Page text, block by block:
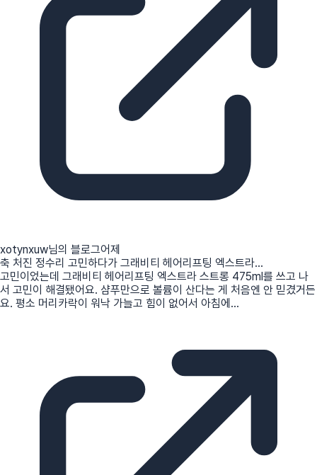
xotynxuw님의 블로그어제
축 처진 정수리 고민하다가 그래비티 헤어리프팅 엑스트라...
고민이었는데 그래비티 헤어리프팅 엑스트라 스트롱 475ml를 쓰고 나
서 고민이 해결됐어요. 샴푸만으로 볼륨이 산다는 게 처음엔 안 믿겼거든
요. 평소 머리카락이 워낙 가늘고 힘이 없어서 아침에...